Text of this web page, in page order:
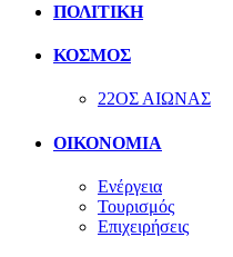
ΠΟΛΙΤΙΚΗ
ΚΟΣΜΟΣ
22ΟΣ ΑΙΩΝΑΣ
ΟΙΚΟΝΟΜΙΑ
Ενέργεια
Τουρισμός
Επιχειρήσεις